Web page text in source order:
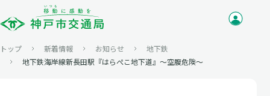
トップ 新着情報 お知らせ
地下鉄
地下鉄海岸線新長田駅『はらぺこ地下道』～空腹危険～